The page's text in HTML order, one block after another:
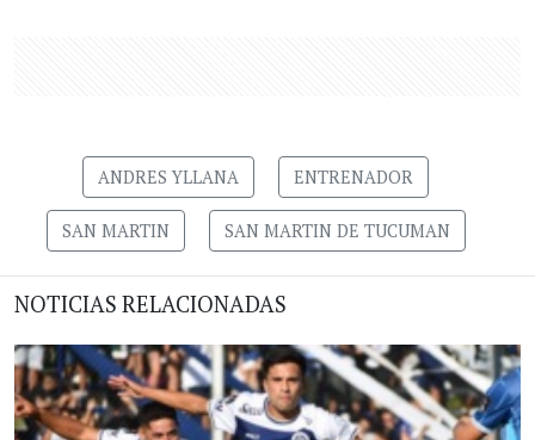
ANDRES YLLANA ENTRENADOR
SAN MARTIN SAN MARTIN DE TUCUMAN
NOTICIAS RELACIONADAS